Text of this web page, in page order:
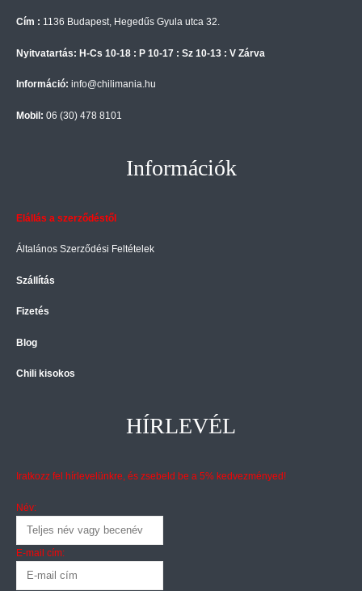
Cím : 1136 Budapest, Hegedűs Gyula utca 32.
Nyitvatartás: H-Cs 10-18 : P 10-17 : Sz 10-13 : V Zárva
Információ: info@chilimania.hu
Mobil: 06 (30) 478 8101
Információk
Elállás a szerződéstől
Általános Szerződési Feltételek
Szállítás
Fizetés
Blog
Chili kisokos
HÍRLEVÉL
Iratkozz fel hírlevelünkre, és zsebeld be a 5% kedvezményed!
Név:
E-mail cím: